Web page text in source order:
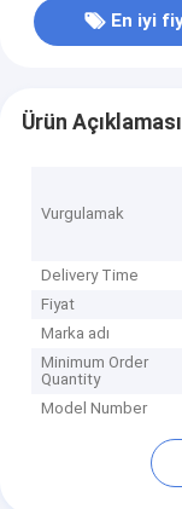
En iyi
Ürün Açıklaması
Vurgulamak
Delivery Time
Fiyat
Marka adı
Minimum Order
Quantity
Model Number